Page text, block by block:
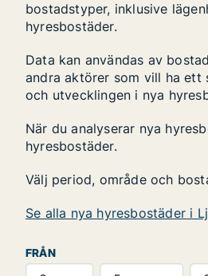
bostadstyper, inklusive
hyresbostäder.
Data kan användas av
andra aktörer som vill ha
och utvecklingen i nya
När du analyserar nya
hyresbostäder.
Välj period, område och
Se alla nya hyresbostäder i
FRÅN